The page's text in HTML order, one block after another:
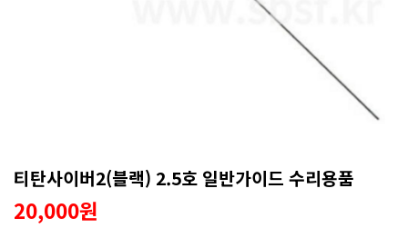
티탄사이버2(블랙) 2.5호 일반가이드 수리용품
20,000원